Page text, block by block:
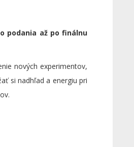
podania až po finálnu
nových experimentov,
si nadhľad a energiu pri